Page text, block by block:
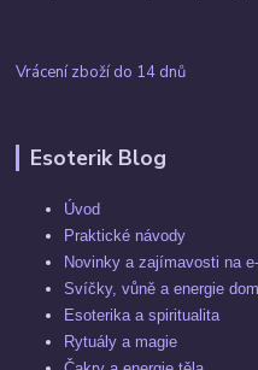
Vrácení zboží do 14 dnů
Esoterik Blog
Úvod
Praktické návody
Novinky a zajímavosti na
Svíčky, vůně a energie
Esoterika a spiritualita
Rytuály a magie